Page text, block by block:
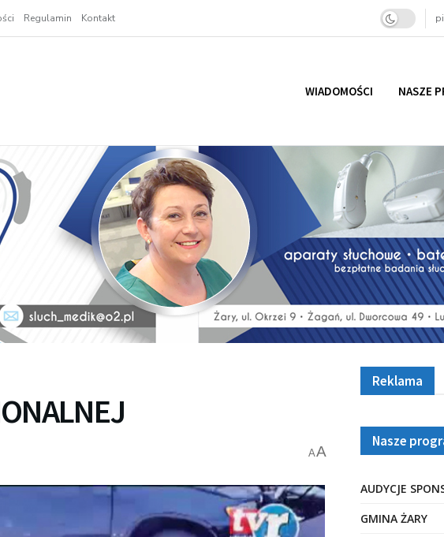
Regulamin Kontakt
WIADOMOŚCI NASZE
AA
Reklama
Nasze
AUDYCJE
GMINA ŻARY